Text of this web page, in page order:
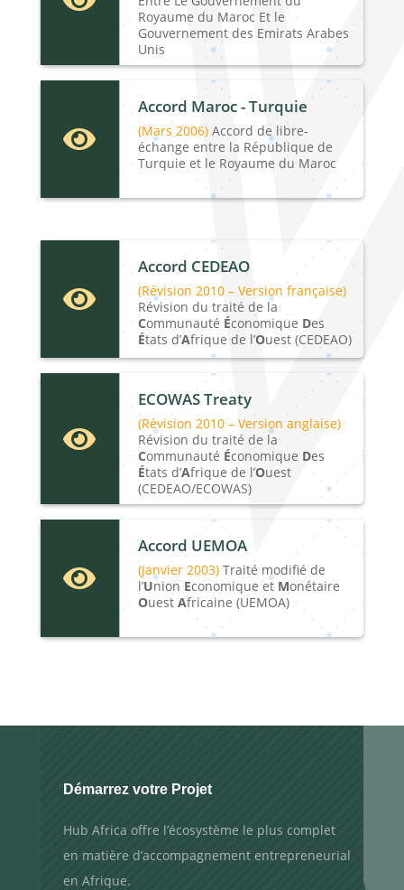
Royaume du Maroc Et le
Gouvernement des Emirats Arabes
Unis

Accord Maroc - Turquie
(Mars 2006)Accord de libre-
échange entre la République de
Turquie et le Royaume du Maroc

Accord CEDEAO
(Révision 2010 – Version française)
Révision du traité de la
Communauté Économique Des
États d’Afrique de l’Ouest (CEDEAO)

ECOWAS Treaty
(Révision 2010 – Version anglaise)
Révision du traité de la
Communauté Économique Des
États d’Afrique de l’Ouest
(CEDEAO/ECOWAS)

Accord UEMOA
(Janvier 2003)Traité modifié de
l’Union Economique et Monétaire
Ouest Africaine (UEMOA)
Démarrez votre Projet
Hub Africa offre l’écosystème le plus complet
en matière d’accompagnement entrepreneurial
en Afrique.